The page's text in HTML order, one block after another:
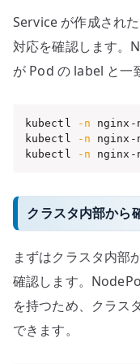
Service が作成され
対応を確認します
が Pod の label と一
kubectl -n nginx-
kubectl
-n nginx-
kubectl
-n nginx-
クラスタ内部から
まずはクラスタ内部
確認します。
を持つため、クラス
できます。